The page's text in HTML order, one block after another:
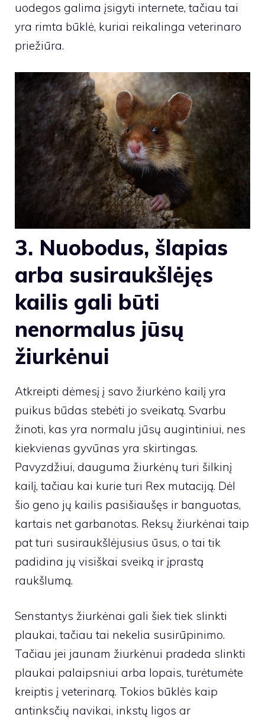
uodegos galima įsigyti internete, tačiau tai
yra rimta būklė, kuriai reikalinga veterinaro
priežiūra.
3. Nuobodus, šlapias
arba susiraukšlėjęs
kailis gali būti
nenormalus jūsų
žiurkėnui
Atkreipti dėmesį į savo žiurkėno kailį yra
puikus būdas stebėti jo sveikatą. Svarbu
žinoti, kas yra normalu jūsų augintiniui, nes
kiekvienas gyvūnas yra skirtingas.
Pavyzdžiui, dauguma žiurkėnų turi šilkinį
kailį, tačiau kai kurie turi Rex mutaciją. Dėl
šio geno jų kailis pasišiaušęs ir banguotas,
kartais net garbanotas. Reksų žiurkėnai taip
pat turi susiraukšlėjusius ūsus, o tai tik
padidina jų visiškai sveiką ir įprastą
raukšlumą.
Senstantys žiurkėnai gali šiek tiek slinkti
plaukai, tačiau tai nekelia susirūpinimo.
Tačiau jei jaunam žiurkėnui pradeda slinkti
plaukai palaipsniui arba lopais, turėtumėte
kreiptis į veterinarą. Tokios būklės kaip
antinksčių navikai, inkstų ligos ar